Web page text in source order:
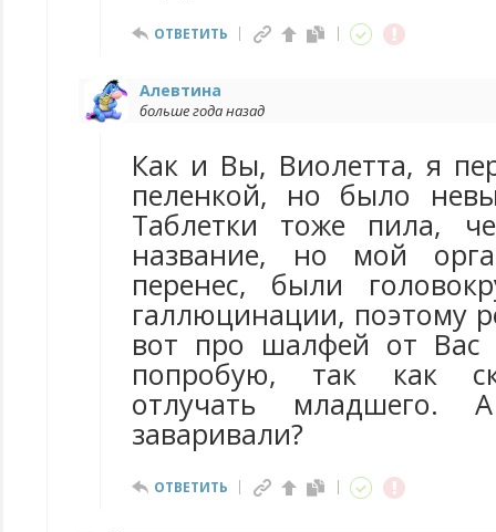
ОТВЕТИТЬ
Алевтина
больше года назад
Как и Вы, Виолетта, я
пеленкой, но было
Таблетки тоже пила,
название, но мой
перенес, были
галлюцинации, поэтому
вот про шалфей от Вас
попробую, так как
отлучать
заваривали?
ОТВЕТИТЬ